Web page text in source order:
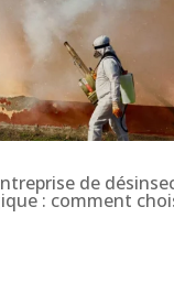
de
: comment